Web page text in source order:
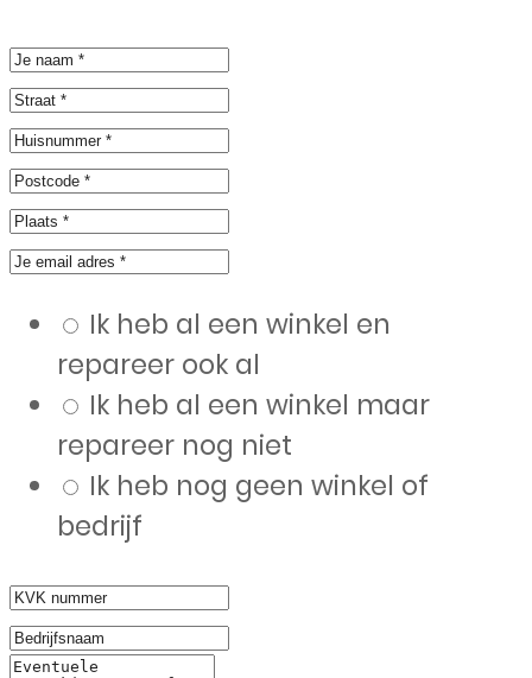
Ik heb al een winkel en
repareer ook al
Ik heb al een winkel maar
repareer nog niet
Ik heb nog geen winkel of
bedrijf